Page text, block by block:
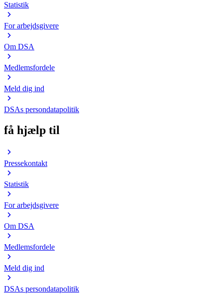
Statistik
For arbejdsgivere
Om DSA
Medlemsfordele
Meld dig ind
DSAs persondatapolitik
få hjælp til
Pressekontakt
Statistik
For arbejdsgivere
Om DSA
Medlemsfordele
Meld dig ind
DSAs persondatapolitik